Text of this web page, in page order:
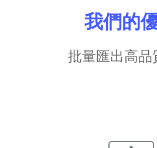
我們的
批量匯出高品